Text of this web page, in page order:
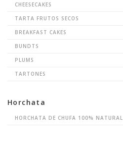
CHEESECAKES
TARTA FRUTOS SECOS
BREAKFAST CAKES
BUNDTS
PLUMS
TARTONES
Horchata
HORCHATA DE CHUFA 100% NATURAL